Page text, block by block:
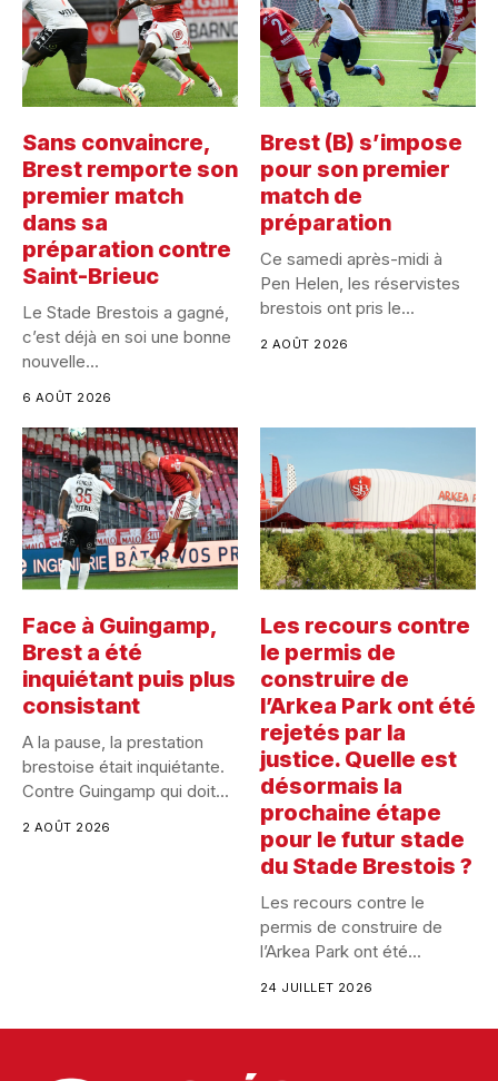
Sans convaincre,
Brest remporte son
premier match
dans sa
préparation contre
Saint-Brieuc
Le Stade Brestois a gagné,
c’est déjà en soi une bonne
nouvelle...
6 AOÛT 2026
Brest (B) s’impose
pour son premier
match de
préparation
Ce samedi après-midi à
Pen Helen, les réservistes
brestois ont pris le...
2 AOÛT 2026
Face à Guingamp,
Brest a été
inquiétant puis plus
consistant
A la pause, la prestation
brestoise était inquiétante.
Contre Guingamp qui doit...
2 AOÛT 2026
Les recours contre
le permis de
construire de
l’Arkea Park ont été
rejetés par la
justice. Quelle est
désormais la
prochaine étape
pour le futur stade
du Stade Brestois ?
Les recours contre le
permis de construire de
l’Arkea Park ont été...
24 JUILLET 2026